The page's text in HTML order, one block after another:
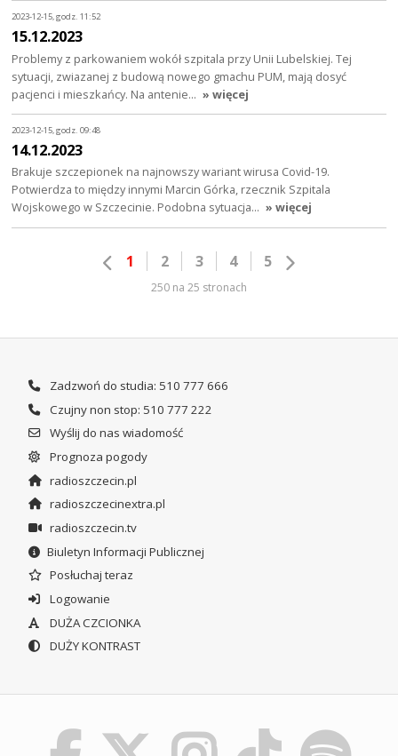
2023-12-15, godz. 11:52
15.12.2023
Problemy z parkowaniem wokół szpitala przy Unii Lubelskiej. Tej
sytuacji, zwiazanej z budową nowego gmachu PUM, mają dosyć
pacjenci i mieszkańcy. Na antenie… » więcej
2023-12-15, godz. 09:48
14.12.2023
Brakuje szczepionek na najnowszy wariant wirusa Covid-19.
Potwierdza to między innymi Marcin Górka, rzecznik Szpitala
Wojskowego w Szczecinie. Podobna sytuacja… » więcej
1 2 3 4 5
250 na 25 stronach
Zadzwoń do studia: 510 777 666
Czujny non stop: 510 777 222
Wyślij do nas wiadomość
Prognoza pogody
radioszczecin.pl
radioszczecinextra.pl
radioszczecin.tv
Biuletyn Informacji Publicznej
Posłuchaj teraz
Logowanie
DUŻA CZCIONKA
DUŻY KONTRAST